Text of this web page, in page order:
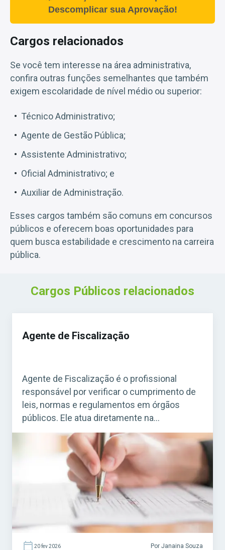
Descomplicar sua Aprovação!
Cargos relacionados
Se você tem interesse na área administrativa,
confira outras funções semelhantes que também
exigem escolaridade de nível médio ou superior:
Técnico Administrativo;
Agente de Gestão Pública;
Assistente Administrativo;
Oficial Administrativo; e
Auxiliar de Administração.
Esses cargos também são comuns em concursos
públicos e oferecem boas oportunidades para
quem busca estabilidade e crescimento na carreira
pública.
Cargos Públicos relacionados
Agente de Fiscalização
Agente de Fiscalização é o profissional
responsável por verificar o cumprimento de
leis, normas e regulamentos em órgãos
públicos. Ele atua diretamente na
fiscalização de estabelecimentos, obras,
serviços e atividades que precisam seguir
regras específicas. Acesse agora o Curso
Grátis INSS 2026! O cargo é bastante comum
em concursos municipais e estaduais. Para
quem busca […]
20 fev 2026 Por Janaina Souza